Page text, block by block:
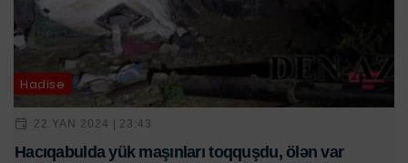
Hadisə
22 YAN 2024 | 23:43
Hacıqabulda yük maşınları toqquşdu, ölən var